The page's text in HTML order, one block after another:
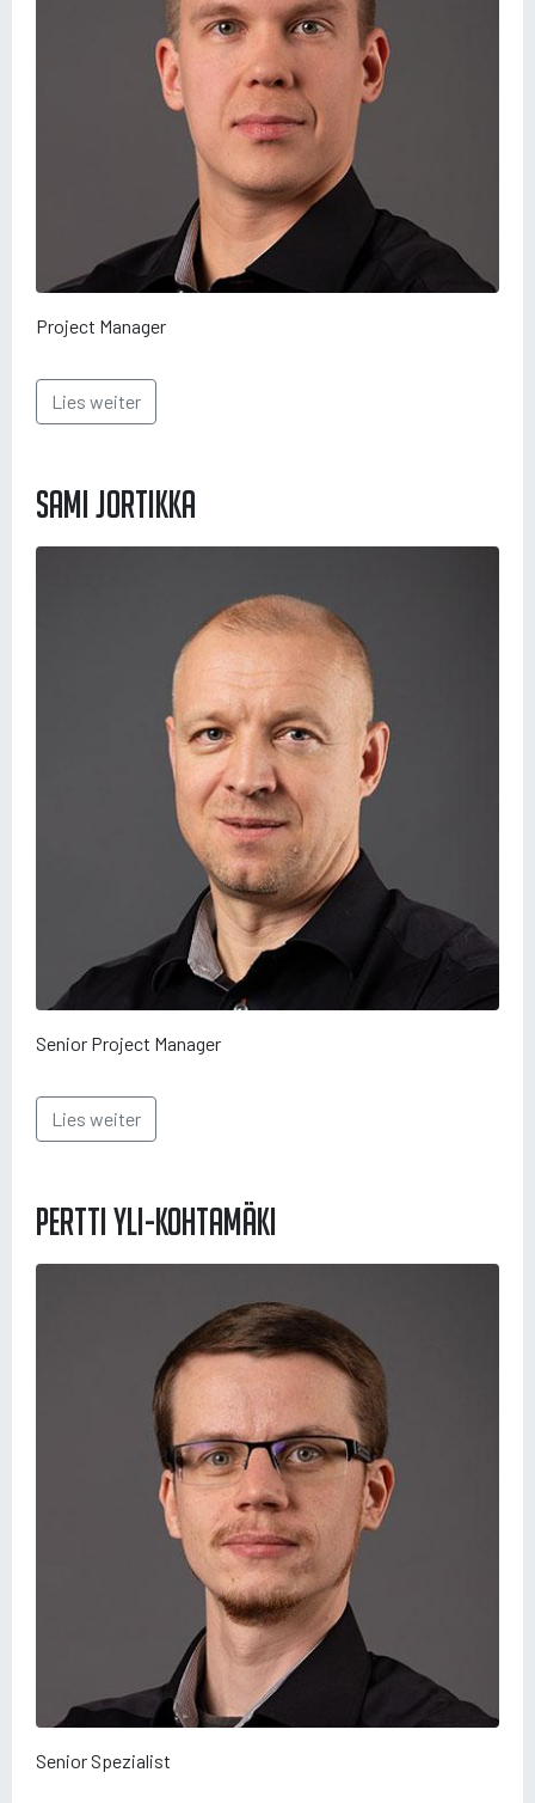
Project Manager
Lies weiter
Sami Jortikka
Senior Project Manager
Lies weiter
Pertti Yli-Kohtamäki
Senior Spezialist